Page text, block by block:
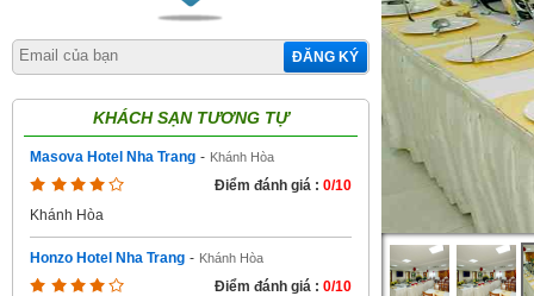
ĐĂNG KÝ
KHÁCH SẠN TƯƠNG TỰ
Masova Hotel Nha Trang - Khánh Hòa
Điểm đánh giá : 0/10
Khánh Hòa
Honzo Hotel Nha Trang - Khánh Hòa
Điểm đánh giá : 0/10